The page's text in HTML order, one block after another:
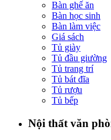
Bàn ghế ăn
Bàn học sinh
Bàn làm việc
Giá sách
Tủ giày
Tủ đầu giường
Tủ trang trí
Tủ bát đĩa
Tủ rượu
Tủ bếp
Nội thất văn